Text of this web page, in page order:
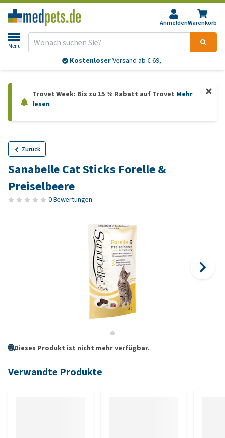
AnmeldenWarenkorb
Menu
KostenloserVersand ab € 69,-
Trovet Week: Bis zu 15 % Rabatt auf Trovet Mehr
lesen
Zurück
Sanabelle Cat Sticks Forelle &
Preiselbeere
0 Bewertungen
Dieses Produkt ist nicht mehr verfügbar.
Verwandte Produkte